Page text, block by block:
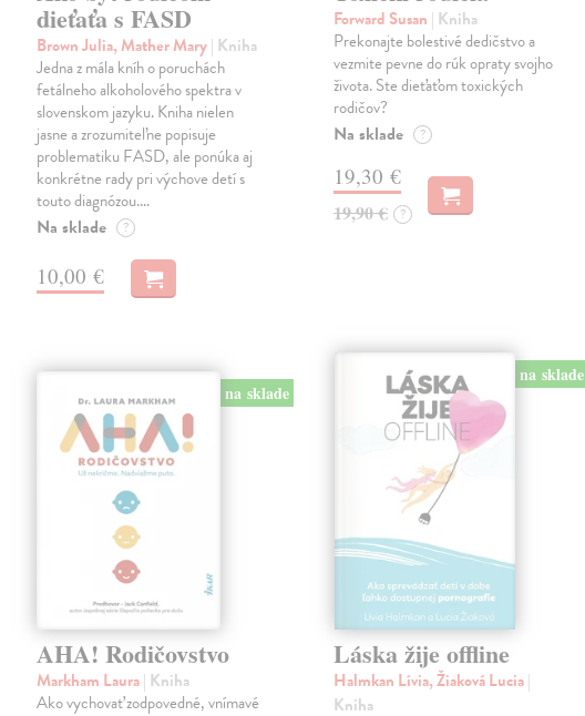
dieťaťa s FASD
Brown Julia, Mather Mary| Kniha
Jedna z mála kníh o poruchách
fetálneho alkoholového spektra v
slovenskom jazyku. Kniha nielen
jasne a zrozumiteľne popisuje
problematiku FASD, ale ponúka aj
konkrétne rady pri výchove detí s
touto diagnózou.…
Na sklade ?
10,00 €
Forward Susan | Kniha
Prekonajte bolestivé dedičstvo a
vezmite pevne do rúk opraty svojho
života. Ste dieťaťom toxických
rodičov?
Na sklade ?
19,30 €
19,90 € ?
na sklade
AHA! Rodičovstvo
Markham Laura| Kniha
Ako vychovať zodpovedné, vnímavé
na sklade
Láska žije offline
Halmkan Lívia, Žiaková Lucia|
Kniha